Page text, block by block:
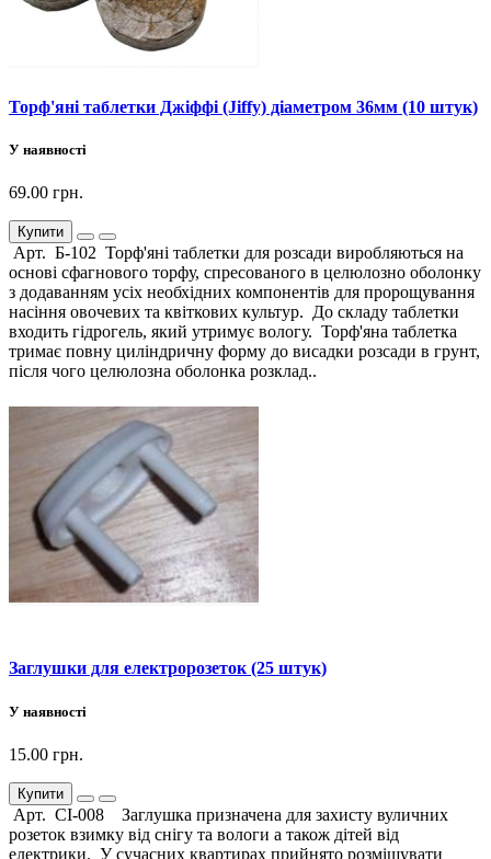
Торф'яні таблетки Джіффі (Jiffy) діаметром 36мм (10 штук)
У наявності
69.00 грн.
Купити
Арт. Б-102 Торф'яні таблетки для розсади виробляються на
основі сфагнового торфу, спресованого в целюлозно оболонку
з додаванням усіх необхідних компонентів для пророщування
насіння овочевих та квіткових культур. До складу таблетки
входить гідрогель, який утримує вологу. Торф'яна таблетка
тримає повну циліндричну форму до висадки розсади в грунт,
після чого целюлозна оболонка розклад..
Заглушки для електророзеток (25 штук)
У наявності
15.00 грн.
Купити
Арт. СІ-008 Заглушка призначена для захисту вуличних
розеток взимку від снігу та вологи а також дітей від
електрики. У сучасних квартирах прийнято розміщувати